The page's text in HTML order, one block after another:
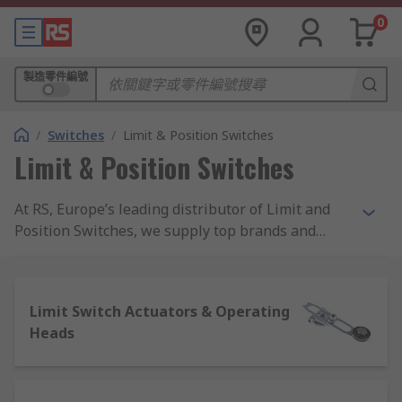
0
製造零件編號
/ Switches / Limit & Position Switches
Limit & Position Switches
At RS, Europe’s leading distributor of Limit and
Position Switches, we supply top brands and
the highest quality. With possibly the biggest
range of Limit and Position Switches online, free
Limit Switch Actuators & Operating
Heads